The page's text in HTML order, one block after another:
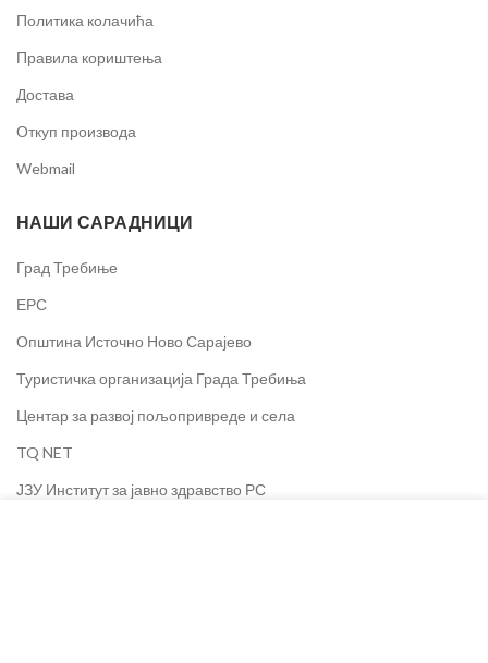
Политика колачића
Правила кориштења
Достава
Откуп производа
Webmail
НАШИ САРАДНИЦИ
Град Требиње
ЕРС
Општина Источно Ново Сарајево
Туристичка организација Града Требиња
Центар за развој пољопривреде и села
TQ NET
ЈЗУ Институт за јавно здравство РС